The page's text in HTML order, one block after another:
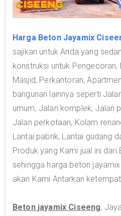
Harga Beton Jayamix
sajikan untuk Anda yang
konstruksi untuk Pengecoran,
Masjid, Perkantoran,
bangunan lainnya seperti
umum, Jalan komplek, Jalan
Jalan perkotaan, Kolam
Lantai pabrik, Lantai gudang
Produk yang Kami jual ini dari
sehingga harga beton
akan Kami Antarkan
Beton jayamix Ciseeng,